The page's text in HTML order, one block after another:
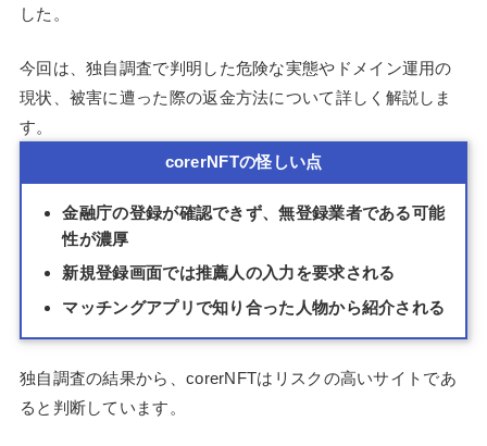
した。
今回は、独自調査で判明した危険な実態やドメイン運用の
現状、被害に遭った際の返金方法について詳しく解説しま
す。
corerNFTの怪しい点
金融庁の登録が確認できず、無登録業者である可能
性が濃厚
新規登録画面では推薦人の入力を要求される
マッチングアプリで知り合った人物から紹介される
独自調査の結果から、corerNFTはリスクの高いサイトであ
ると判断しています。